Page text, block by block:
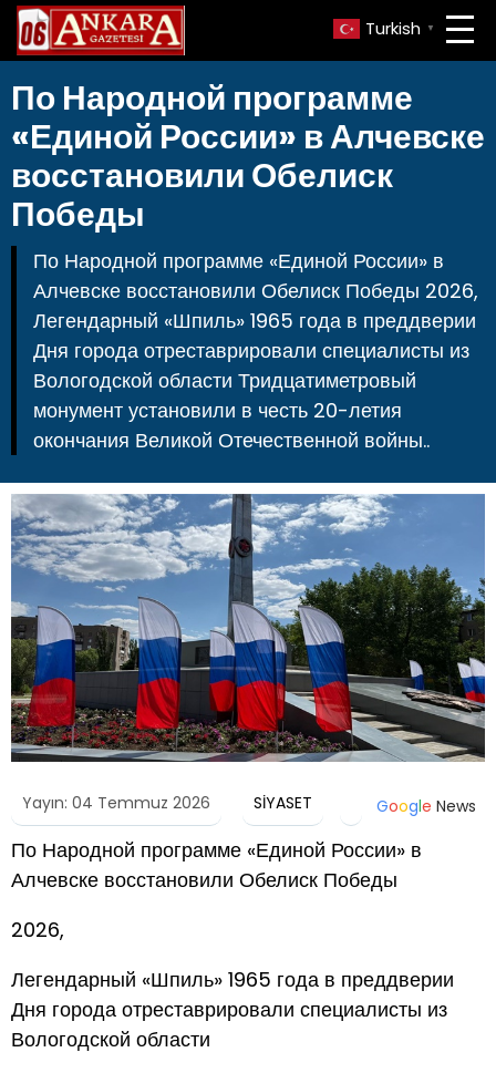
Turkish ▼
По Народной программе
«Единой России» в Алчевске
восстановили Обелиск
Победы
По Народной программе «Единой России» в
Алчевске восстановили Обелиск Победы 2026,
Легендарный «Шпиль» 1965 года в преддверии
Дня города отреставрировали специалисты из
Вологодской области Тридцатиметровый
монумент установили в честь 20-летия
окончания Великой Отечественной войны..
Yayın: 04 Temmuz 2026 SİYASET Google News
По Народной программе «Единой России» в
Алчевске восстановили Обелиск Победы
2026,
Легендарный «Шпиль» 1965 года в преддверии
Дня города отреставрировали специалисты из
Вологодской области